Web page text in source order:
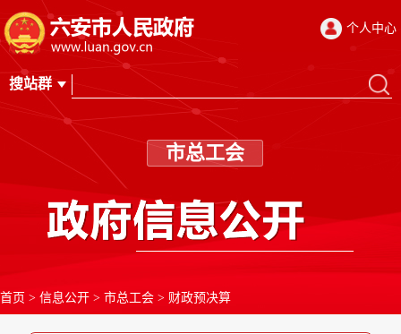
个人中心
市总工会
首页 > 信息公开 > 市总工会 > 财政预决算